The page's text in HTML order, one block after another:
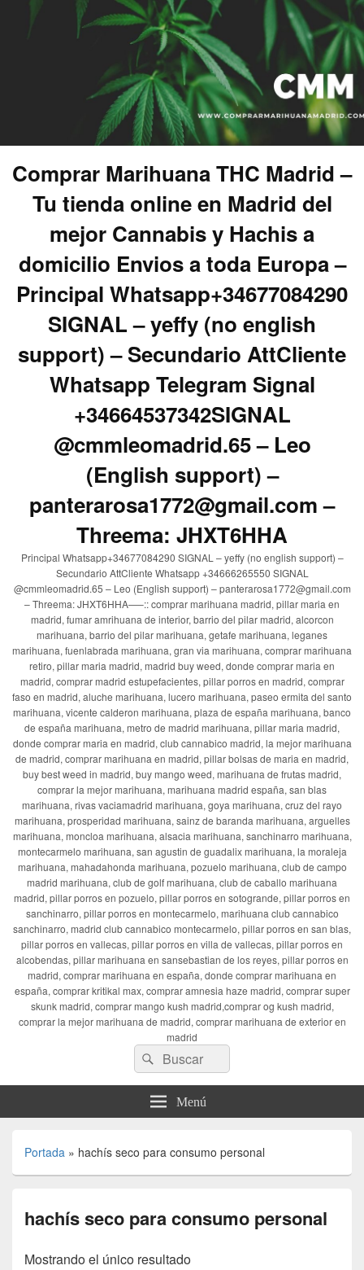
Comprar Marihuana THC Madrid –
Tu tienda online en Madrid del
mejor Cannabis y Hachis a
domicilio Envios a toda Europa –
Principal Whatsapp+34677084290
SIGNAL – yeffy (no english
support) – Secundario AttCliente
Whatsapp Telegram Signal
+34664537342SIGNAL
@cmmleomadrid.65 – Leo
(English support) –
panterarosa1772@gmail.com –
Threema: JHXT6HHA
Principal Whatsapp+34677084290 SIGNAL – yeffy (no english support) –
Secundario AttCliente Whatsapp +34666265550 SIGNAL
@cmmleomadrid.65 – Leo (English support) – panterarosa1772@gmail.com
– Threema: JHXT6HHA—–:: comprar marihuana madrid, pillar maria en
madrid, fumar amrihuana de interior, barrio del pilar madrid, alcorcon
marihuana, barrio del pilar marihuana, getafe marihuana, leganes
marihuana, fuenlabrada marihuana, gran via marihuana, comprar marihuana
retiro, pillar maria madrid, madrid buy weed, donde comprar maria en
madrid, comprar madrid estupefacientes, pillar porros en madrid, comprar
faso en madrid, aluche marihuana, lucero marihuana, paseo ermita del santo
marihuana, vicente calderon marihuana, plaza de españa marihuana, banco
de españa marihuana, metro de madrid marihuana, pillar maria madrid,
donde comprar maria en madrid, club cannabico madrid, la mejor marihuana
de madrid, comprar marihuana en madrid, pillar bolsas de maria en madrid,
buy best weed in madrid, buy mango weed, marihuana de frutas madrid,
comprar la mejor marihuana, marihuana madrid españa, san blas
marihuana, rivas vaciamadrid marihuana, goya marihuana, cruz del rayo
marihuana, prosperidad marihuana, sainz de baranda marihuana, arguelles
marihuana, moncloa marihuana, alsacia marihuana, sanchinarro marihuana,
montecarmelo marihuana, san agustin de guadalix marihuana, la moraleja
marihuana, mahadahonda marihuana, pozuelo marihuana, club de campo
madrid marihuana, club de golf marihuana, club de caballo marihuana
madrid, pillar porros en pozuelo, pillar porros en sotogrande, pillar porros en
sanchinarro, pillar porros en montecarmelo, marihuana club cannabico
sanchinarro, madrid club cannabico montecarmelo, pillar porros en san blas,
pillar porros en vallecas, pillar porros en villa de vallecas, pillar porros en
alcobendas, pillar marihuana en sansebastian de los reyes, pillar porros en
madrid, comprar marihuana en españa, donde comprar marihuana en
españa, comprar kritikal max, comprar amnesia haze madrid, comprar super
skunk madrid, comprar mango kush madrid,comprar og kush madrid,
comprar la mejor marihuana de madrid, comprar marihuana de exterior en
madrid
Buscar
por:
Buscar
Menú
Portada » hachís seco para consumo personal
hachís seco para consumo personal
Mostrando el único resultado